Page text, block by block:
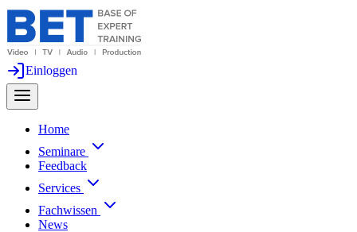
Einloggen
Home
Seminare
Feedback
Services
Fachwissen
News